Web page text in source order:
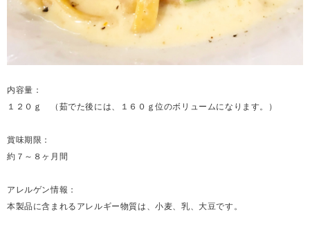
内容量：
１２０ｇ （茹でた後には、１６０ｇ位のボリュームになります。）
賞味期限：
約７～８ヶ月間
アレルゲン情報：
本製品に含まれるアレルギー物質は、小麦、乳、大豆です。